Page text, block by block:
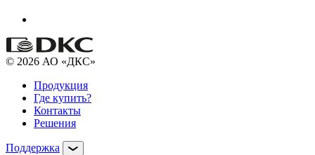
© 2026 АО «ДКС»
Продукция
Где купить?
Контакты
Решения
Поддержка